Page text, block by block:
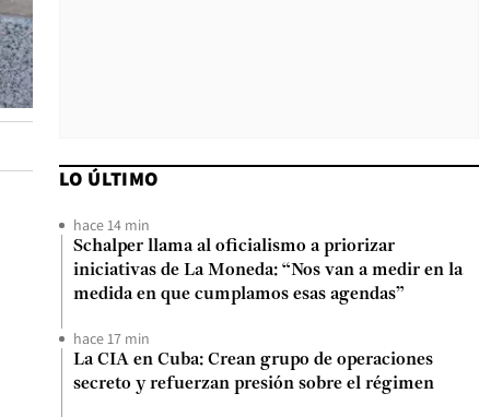
LO ÚLTIMO
hace 14 min
Schalper llama al oficialismo a priorizar
iniciativas de La Moneda: “Nos van a medir en la
medida en que cumplamos esas agendas”
hace 17 min
La CIA en Cuba: Crean grupo de operaciones
secreto y refuerzan presión sobre el régimen